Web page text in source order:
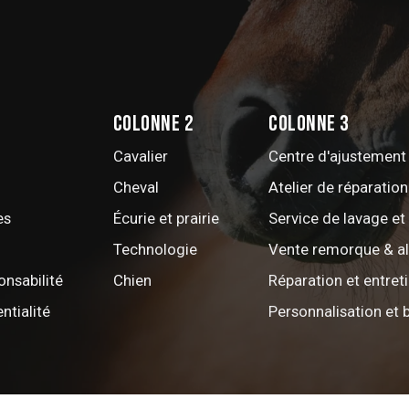
Colonne 2
Cavalier
Cheval
Écurie et prairie
Technologie
Chien
Colonne 3
Centre
Atelier de
Service de lavage
Vente remorque &
Réparation et
Personnalisation et